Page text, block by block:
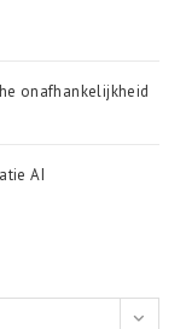
onafhankelijkheid
AI